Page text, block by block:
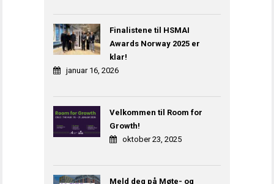
Finalistene til HSMAI
Awards Norway 2025 er
klar!
januar 16, 2026
Velkommen til Room for
Growth!
oktober 23, 2025
Meld deg på Møte- og